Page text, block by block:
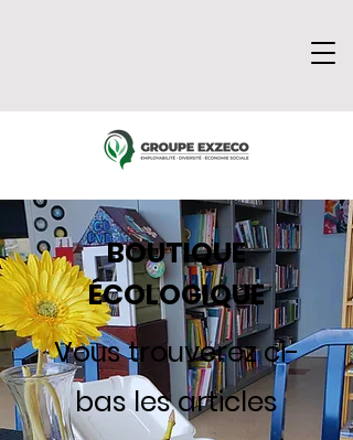
BOUTIQUE
ÉCOLOGIQUE
Vous trouverez ci-
bas les articles